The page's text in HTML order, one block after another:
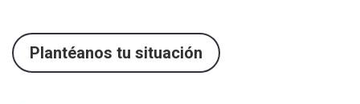
Plantéanos tu situación